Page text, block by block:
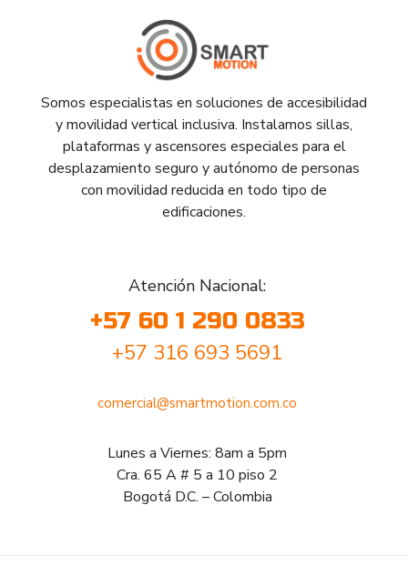
Somos especialistas en soluciones de accesibilidad
y movilidad vertical inclusiva. Instalamos sillas,
plataformas y ascensores especiales para el
desplazamiento seguro y autónomo de personas
con movilidad reducida en todo tipo de
edificaciones.
Atención Nacional:
+57 60 1 290 0833
+57 316 693 5691
comercial@smartmotion.com.co
Lunes a Viernes: 8am a 5pm
Cra. 65 A # 5 a 10 piso 2
Bogotá D.C. – Colombia